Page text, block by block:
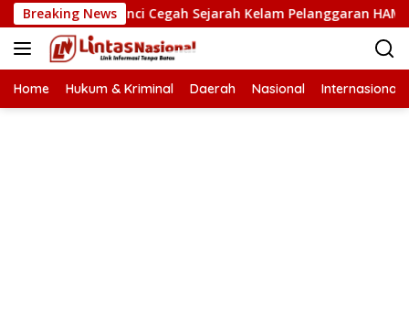
Langsung
ke
konten
Breaking News
HAM Kunci Cegah Sejarah Kelam Pelanggaran HAM Terulang
Home Hukum & Kriminal Daerah Nasional Internasional